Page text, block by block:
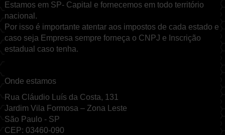
Estamos em SP- Capital e fornecemos em todo território
nacional.
Por isso é importante atentar aos impostos de cada estado e
caso seja Empresa sempre forneça o CNPJ e Inscrição
estadual caso tenha.
Onde estamos
Rua Cláudio Luís da Costa, 131
Jardim Vila Formosa – Zona Leste
São Paulo - SP
CEP: 03460-090